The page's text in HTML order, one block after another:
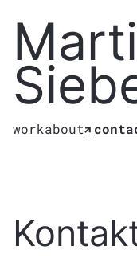
workabout